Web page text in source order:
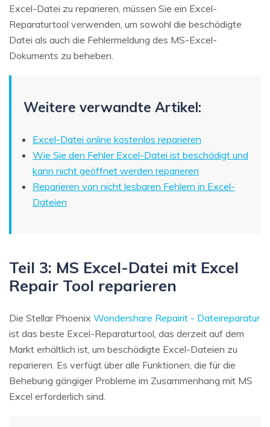
Excel-Datei zu reparieren, müssen Sie ein Excel-
Reparaturtool verwenden, um sowohl die beschädigte
Datei als auch die Fehlermeldung des MS-Excel-
Dokuments zu beheben.
Weitere verwandte Artikel:
Excel-Datei online kostenlos reparieren
Wie Sie den Fehler Excel-Datei ist beschädigt und
kann nicht geöffnet werden reparieren
Reparieren von nicht lesbaren Fehlern in Excel-
Dateien
Teil 3: MS Excel-Datei mit Excel
Repair Tool reparieren
Die Stellar Phoenix Wondershare Repairit - Dateireparatur
ist das beste Excel-Reparaturtool, das derzeit auf dem
Markt erhältlich ist, um beschädigte Excel-Dateien zu
reparieren. Es verfügt über alle Funktionen, die für die
Behebung gängiger Probleme im Zusammenhang mit MS
Excel erforderlich sind.